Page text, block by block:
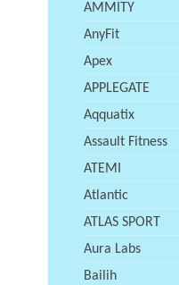
AMMITY
AnyFit
Apex
APPLEGATE
Aqquatix
Assault Fitness
ATEMI
Atlantic
ATLAS SPORT
Aura Labs
Bailih